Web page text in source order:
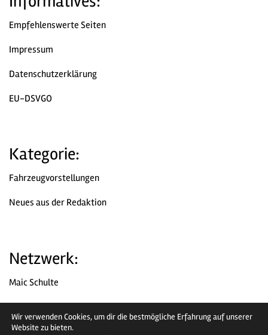
Wir verwenden Cookies, um dir die bestmögliche Erfahrung auf unserer
Website zu bieten.
Empfehlenswerte Seiten
Impressum
Datenschutzerklärung
EU-DSVGO
Kategorie:
Fahrzeugvorstellungen
Neues aus der Redaktion
Netzwerk:
Maic Schulte
Chromjuwelen
Facebook